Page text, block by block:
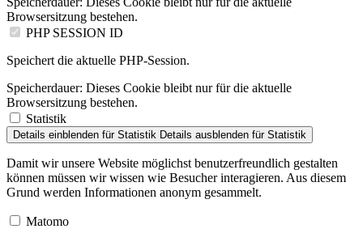
Browsersitzung bestehen.
PHP SESSION ID
Speichert die aktuelle PHP-Session.
Speicherdauer: Dieses Cookie bleibt nur für die aktuelle
Browsersitzung bestehen.
Statistik
Details einblenden für Statistik Details ausblenden für Statistik
Damit wir unsere Website möglichst benutzerfreundlich gestalten
können müssen wir wissen wie Besucher interagieren. Aus diesem
Grund werden Informationen anonym gesammelt.
Matomo